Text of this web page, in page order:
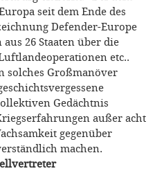
seit dem Ende des
Defender-Europe
aus 26 Staaten über die
etc..
solches Großmanöver
Gedächtnis
außer acht
gegenüber
machen.